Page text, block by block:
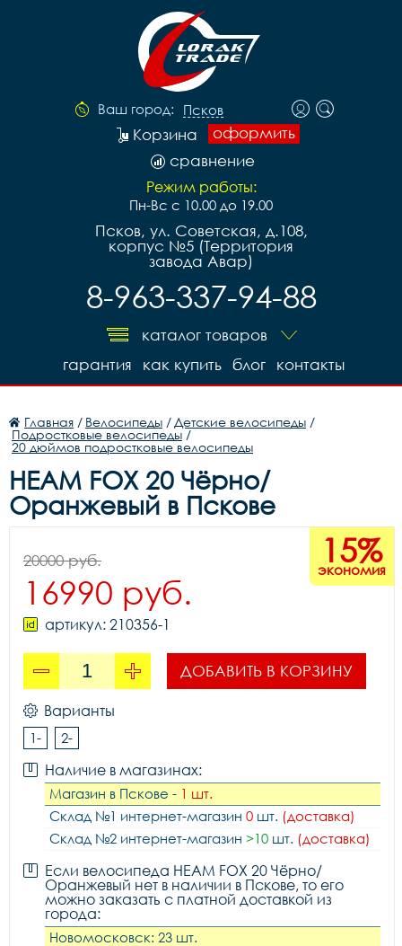
Ваш город: Псков
оформить
Корзина
сравнение
Режим работы:
Пн-Вс с 10.00 до 19.00
Псков, ул. Советская, д.108,
корпус №5 (Территория
завода Авар)
8-963-337-94-88
каталог товаров
контакты
блог
как купить
гарантия
Главная / Велосипеды / Детские велосипеды /
Подростковые велосипеды /
20 дюймов подростковые велосипеды
HEAM FOX 20 Чёрно/
Оранжевый в Пскове
15%
экономия
20000 руб.
16990 руб.
артикул: 210356-1
ДОБАВИТЬ В КОРЗИНУ
Варианты
1- 2-
Наличие в магазинах:
Магазин в Пскове - 1 шт.
Склад №1 интернет-магазин 0 шт. (доставка)
Склад №2 интернет-магазин >10 шт. (доставка)
Если велосипеда HEAM FOX 20 Чёрно/
Оранжевый нет в наличии в Пскове, то его
можно заказать с платной доставкой из
города:
Новомосковск: 23 шт.